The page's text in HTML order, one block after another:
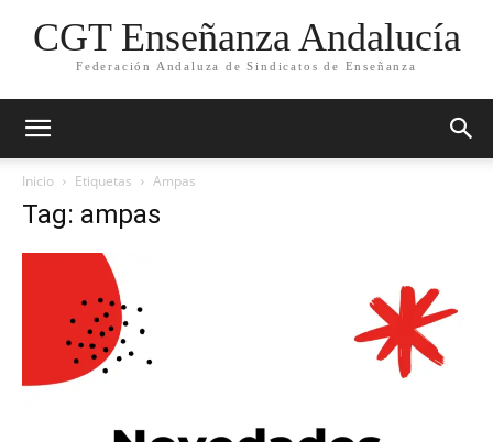
CGT Enseñanza Andalucía
Federación Andaluza de Sindicatos de Enseñanza
Inicio Etiquetas Ampas
Tag: ampas